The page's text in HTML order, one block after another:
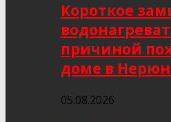
Короткое
причиной
доме в
05.08.2026